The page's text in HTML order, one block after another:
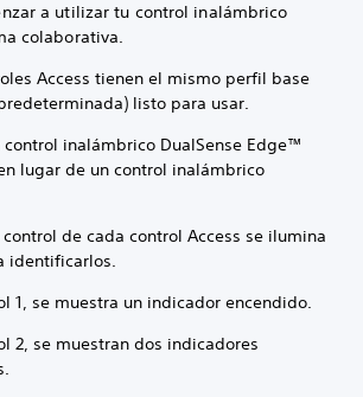
a utilizar tu control inalámbrico
colaborativa.
Access tienen el mismo perfil base
listo para usar.
control inalámbrico DualSense Edge™
en lugar de un control inalámbrico
de cada control Access se ilumina
identificarlos.
1, se muestra un indicador encendido.
2, se muestran dos indicadores